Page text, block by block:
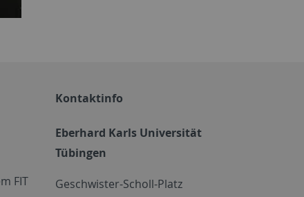
FIT
Kontaktinfo
Eberhard Karls Universität
Tübingen
Geschwister-Scholl-Platz